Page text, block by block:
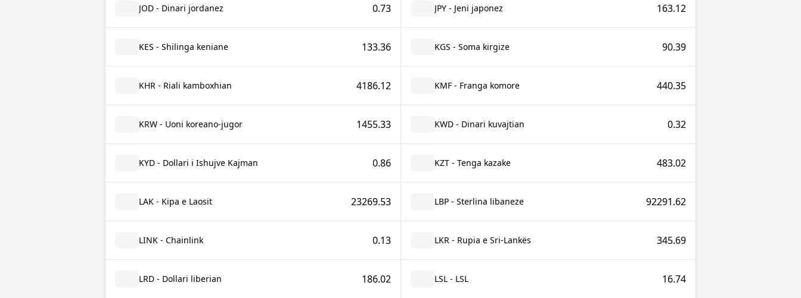
JOD - Dinari jordanez 0.73 JPY - Jeni japonez 163.12
KES - Shilinga keniane 133.36 KGS - Soma kirgize 90.39
KHR - Riali kamboxhian 4186.12 KMF - Franga komore 440.35
KRW - Uoni koreano-jugor 1455.33 KWD - Dinari kuvajtian 0.32
KYD - Dollari i Ishujve Kajman 0.86 KZT - Tenga kazake 483.02
LAK - Kipa e Laosit 23269.53 LBP - Sterlina libaneze 92291.62
LINK - Chainlink 0.13 LKR - Rupia e Sri-Lankës 345.69
LRD - Dollari liberian 186.02 LSL - LSL 16.74